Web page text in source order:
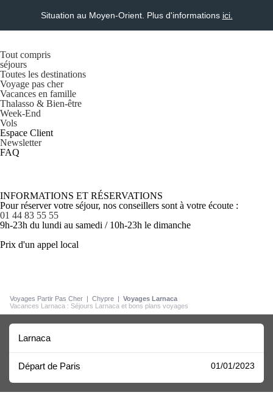
Situation au Moyen-Orient. Plus d'informations ici.
Tout compris
séjours
Toutes les destinations
Voyage pas cher
Vacances en famille
Thalasso & Bien-être
Week-End
Vols
Espace Client
Newsletter
FAQ
INFORMATIONS ET RÉSERVATIONS
Pour réserver votre séjour, nos conseillers sont à votre écoute :
01 44 83 55 55
9h-23h du lundi au samedi / 10h-23h le dimanche
Prix d'un appel local
Voyages Partir Pas Cher | Chypre | Voyages Larnaca
Vacances Larnaca : Séjours Larnaca et bons plans voyages
Larnaca
Départ de Paris 01/01/2023